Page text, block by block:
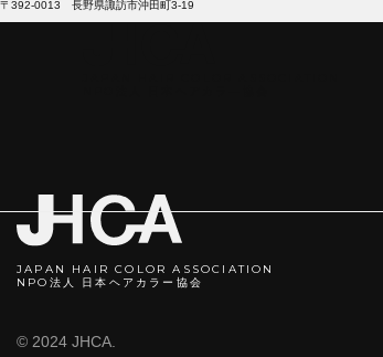
〒392-0013 長野県諏訪市沖田町3-19
JAPAN HAIR COLOR ASSOCIATION
NPO法人 日本ヘアカラー協会
© 2024 JHCA.